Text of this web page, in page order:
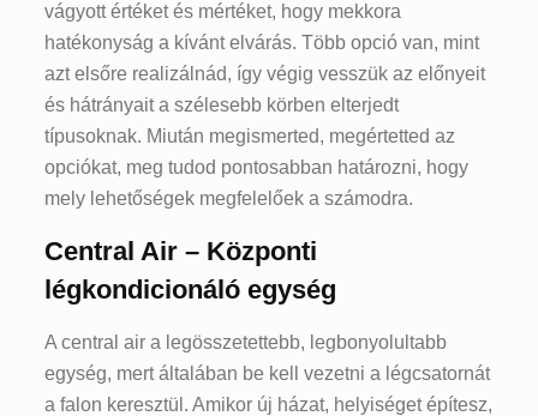
vágyott értéket és mértéket, hogy mekkora
hatékonyság a kívánt elvárás. Több opció van, mint
azt elsőre realizálnád, így végig vesszük az előnyeit
és hátrányait a szélesebb körben elterjedt
típusoknak. Miután megismerted, megértetted az
opciókat, meg tudod pontosabban határozni, hogy
mely lehetőségek megfelelőek a számodra.
Central Air – Központi
légkondicionáló egység
A central air a legösszetettebb, legbonyolultabb
egység, mert általában be kell vezetni a légcsatornát
a falon keresztül. Amikor új házat, helyiséget építesz,